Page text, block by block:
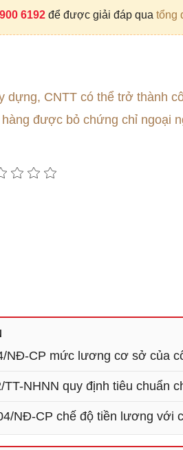
6192để được giải đáp qua tổng
dựng, CNTT có thể trở thành
được bỏ chứng chỉ ngoại
NĐ-CP mức lương cơ sở của
NHNN quy định tiêu chuẩn
NĐ-CP chế độ tiền lương với